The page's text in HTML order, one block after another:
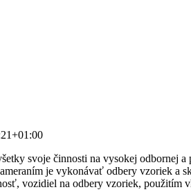
svoje činnosti na vysokej odbornej
je vykonávať odbery vzoriek
vozidiel na odbery vzoriek, použitím